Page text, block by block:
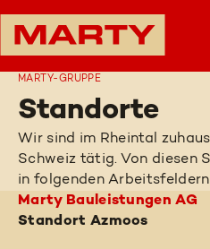
MARTY-GRUPPE
Standorte
Wir sind im Rheintal
Schweiz tätig. Von diesen
in folgenden
Marty Bauleistungen AG
Standort Azmoos